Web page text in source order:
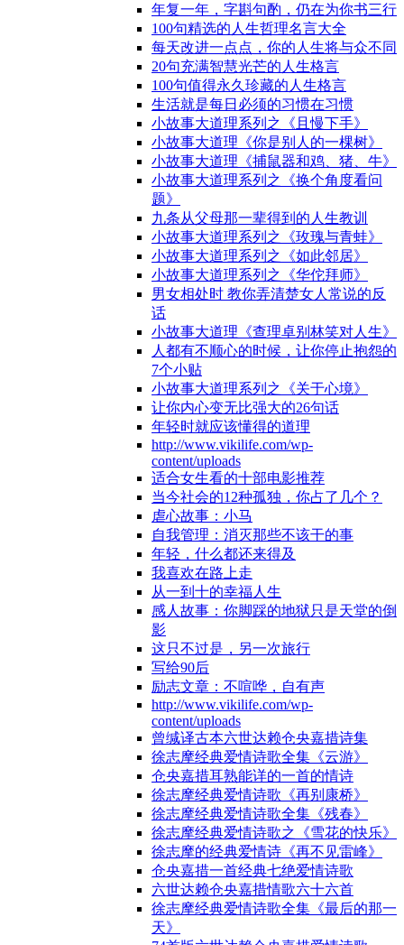
年复一年，字斟句酌，仍在为你书三行
100句精选的人生哲理名言大全
每天改进一点点，你的人生将与众不同
20句充满智慧光芒的人生格言
100句值得永久珍藏的人生格言
生活就是每日必须的习惯在习惯
小故事大道理系列之《且慢下手》
小故事大道理《你是别人的一棵树》
小故事大道理《捕鼠器和鸡、猪、牛》
小故事大道理系列之《换个角度看问
题》
九条从父母那一辈得到的人生教训
小故事大道理系列之《玫瑰与青蛙》
小故事大道理系列之《如此邻居》
小故事大道理系列之《华佗拜师》
男女相处时 教你弄清楚女人常说的反
话
小故事大道理《查理卓别林笑对人生》
人都有不顺心的时候，让你停止抱怨的
7个小贴
小故事大道理系列之《关于心境》
让你内心变无比强大的26句话
年轻时就应该懂得的道理
http://www.vikilife.com/wp-
content/uploads
适合女生看的十部电影推荐
当今社会的12种孤独，你占了几个？
虐心故事：小马
自我管理：消灭那些不该干的事
年轻，什么都还来得及
我喜欢在路上走
从一到十的幸福人生
感人故事：你脚踩的地狱只是天堂的倒
影
这只不过是，另一次旅行
写给90后
励志文章：不喧哗，自有声
http://www.vikilife.com/wp-
content/uploads
曾缄译古本六世达赖仓央嘉措诗集
徐志摩经典爱情诗歌全集《云游》
仓央嘉措耳熟能详的一首的情诗
徐志摩经典爱情诗歌《再别康桥》
徐志摩经典爱情诗歌全集《残春》
徐志摩经典爱情诗歌之《雪花的快乐》
徐志摩的经典爱情诗《再不见雷峰》
仓央嘉措一首经典七绝爱情诗歌
六世达赖仓央嘉措情歌六十六首
徐志摩经典爱情诗歌全集《最后的那一
天》